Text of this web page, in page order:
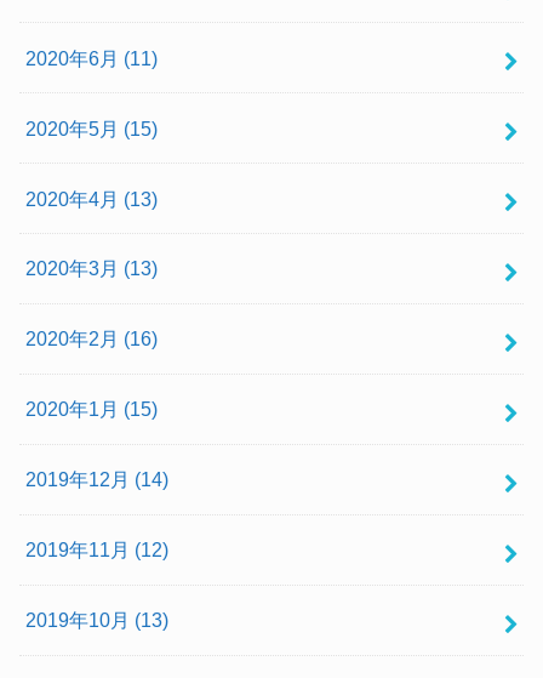
2020年6月 (11)
2020年5月 (15)
2020年4月 (13)
2020年3月 (13)
2020年2月 (16)
2020年1月 (15)
2019年12月 (14)
2019年11月 (12)
2019年10月 (13)